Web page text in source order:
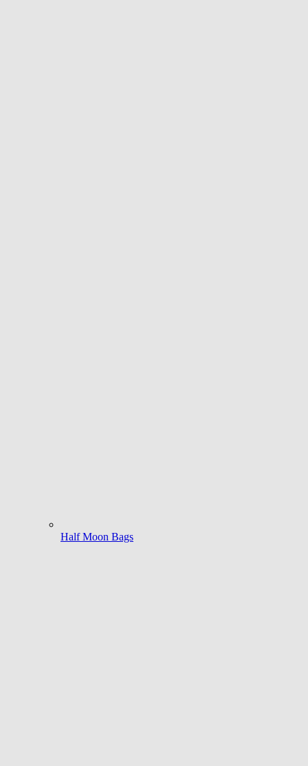
Half Moon Bags